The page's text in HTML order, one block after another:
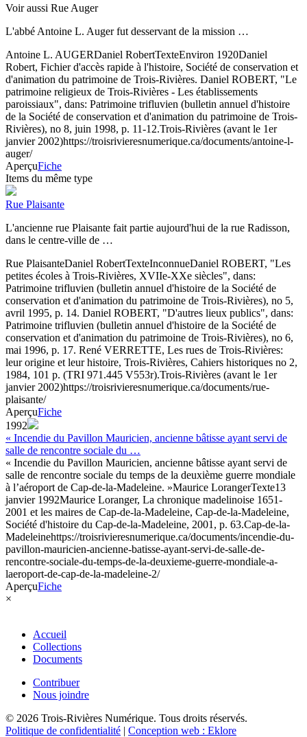
Voir aussi Rue Auger
L'abbé Antoine L. Auger fut desservant de la mission …
Antoine L. AUGERDaniel RobertTexteEnviron 1920Daniel
Robert, Fichier d'accès rapide à l'histoire, Société de conservation et
d'animation du patrimoine de Trois-Rivières. Daniel ROBERT, "Le
patrimoine religieux de Trois-Rivières - Les établissements
paroissiaux", dans: Patrimoine trifluvien (bulletin annuel d'histoire
de la Société de conservation et d'animation du patrimoine de Trois-
Rivières), no 8, juin 1998, p. 11-12.Trois-Rivières (avant le 1er
janvier 2002)https://troisrivieresnumerique.ca/documents/antoine-l-
auger/
AperçuFiche
Items du même type
Rue Plaisante
L'ancienne rue Plaisante fait partie aujourd'hui de la rue Radisson,
dans le centre-ville de …
Rue PlaisanteDaniel RobertTexteInconnueDaniel ROBERT, "Les
petites écoles à Trois-Rivières, XVIIe-XXe siècles", dans:
Patrimoine trifluvien (bulletin annuel d'histoire de la Société de
conservation et d'animation du patrimoine de Trois-Rivières), no 5,
avril 1995, p. 14. Daniel ROBERT, "D'autres lieux publics", dans:
Patrimoine trifluvien (bulletin annuel d'histoire de la Société de
conservation et d'animation du patrimoine de Trois-Rivières), no 6,
mai 1996, p. 17. René VERRETTE, Les rues de Trois-Rivières:
leur origine et leur histoire, Trois-Rivières, Cahiers historiques no 2,
1984, 101 p. (TRI 971.445 V553r).Trois-Rivières (avant le 1er
janvier 2002)https://troisrivieresnumerique.ca/documents/rue-
plaisante/
AperçuFiche
1992
« Incendie du Pavillon Mauricien, ancienne bâtisse ayant servi de
salle de rencontre sociale du …
« Incendie du Pavillon Mauricien, ancienne bâtisse ayant servi de
salle de rencontre sociale du temps de la deuxième guerre mondiale
à l’aéroport de Cap-de-la-Madeleine. »Maurice LorangerTexte13
janvier 1992Maurice Loranger, La chronique madelinoise 1651-
2001 et les maires de Cap-de-la-Madeleine, Cap-de-la-Madeleine,
Société d'histoire du Cap-de-la-Madeleine, 2001, p. 63.Cap-de-la-
Madeleinehttps://troisrivieresnumerique.ca/documents/incendie-du-
pavillon-mauricien-ancienne-batisse-ayant-servi-de-salle-de-
rencontre-sociale-du-temps-de-la-deuxieme-guerre-mondiale-a-
laeroport-de-cap-de-la-madeleine-2/
AperçuFiche
×
Accueil
Collections
Documents
Contribuer
Nous joindre
© 2026 Trois-Rivières Numérique. Tous droits réservés.
Politique de confidentialité | Conception web : Eklore